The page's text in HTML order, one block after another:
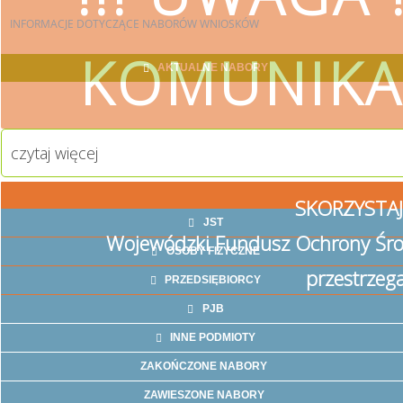
czytaj więcej
Wojewódzki Fundusz Ochrony
INFORMACJE DOTYCZĄCE NABORÓW WNIOSKÓW
AKTUALNE NABORY
JST
OSOBY FIZYCZNE
PRZEDSIĘBIORCY
PJB
INNE PODMIOTY
ZAKOŃCZONE NABORY
ZAWIESZONE NABORY